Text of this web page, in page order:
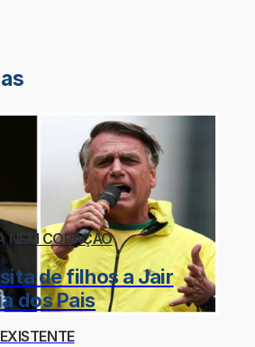
NEM CORAÇÃO
de filhos a Jair
dos Pais